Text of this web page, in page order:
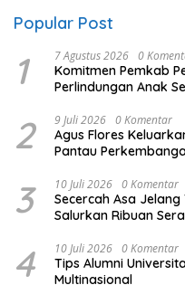
Popular Post
1 7 Agustus 2026 0
Komitmen Pemkab
Perlindungan Anak
2 9 Juli 2026 0 Komentar
Agus Flores
Pantau
3 10 Juli 2026 0 Komentar
Secercah Asa
Salurkan Ribuan
4 10 Juli 2026 0 Komentar
Tips Alumni
Multinasional